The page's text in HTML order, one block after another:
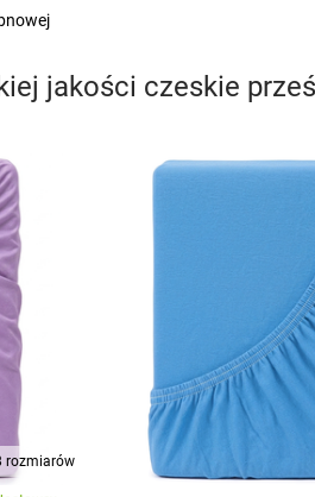
jakości czeskie
rozmiarów